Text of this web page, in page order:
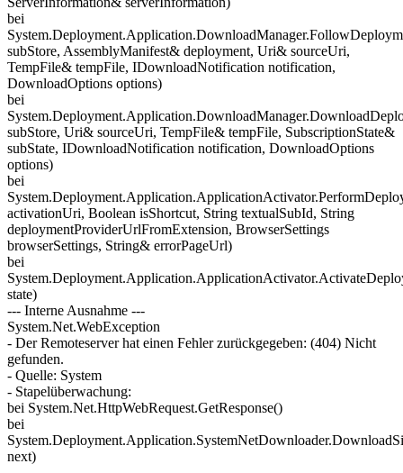
bei
subStore, AssemblyManifest& deployment, Uri& sourceUri,
TempFile& tempFile, IDownloadNotification notification,
DownloadOptions options)
bei
subStore, Uri& sourceUri, TempFile& tempFile, SubscriptionState&
subState, IDownloadNotification notification, DownloadOptions
options)
bei
activationUri, Boolean isShortcut, String textualSubId, String
deploymentProviderUrlFromExtension, BrowserSettings
browserSettings, String& errorPageUrl)
bei
state)
--- Interne Ausnahme ---
System.Net.WebException
- Der Remoteserver hat einen Fehler zurückgegeben: (404) Nicht
gefunden.
- Quelle: System
- Stapelüberwachung:
bei System.Net.HttpWebRequest.GetResponse()
bei
next)